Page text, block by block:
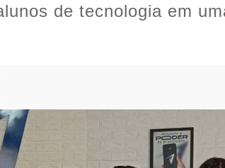
de tecnologia em